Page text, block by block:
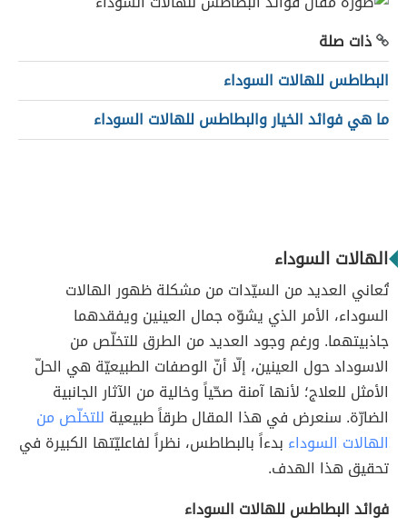
ذات صلة
البطاطس للهالات السوداء
ما هي فوائد الخيار والبطاطس للهالات السوداء
الهالات السوداء
تُعاني العديد من السيّدات من مشكلة ظهور الهالات
السوداء، الأمر الذي يشوّه جمال العينين ويفقدهما
جاذبيتهما. ورغم وجود العديد من الطرق للتخلّص من
الاسوداد حول العينين، إلّا أنّ الوصفات الطبيعيّة هي الحلّ
الأمثل للعلاج؛ لأنها آمنة صحّياً وخالية من الآثار الجانبية
الضارّة. سنعرض في هذا المقال طرقاً طبيعية للتخلّص من
الهالات السوداء بدءاً بالبطاطس، نظراً لفاعليّتها الكبيرة في
تحقيق هذا الهدف.
فوائد البطاطس للهالات السوداء